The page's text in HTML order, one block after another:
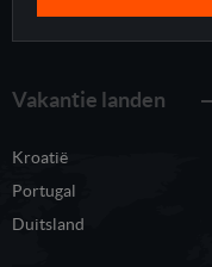
Vakantie landen
Kroatië
Portugal
Duitsland